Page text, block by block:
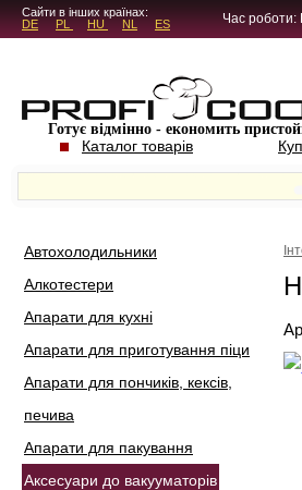
5.4.45Сайти в інших країнах:
DE
PL HU NL ES Час
Готує відмінно - економить
Каталог товарів
Автохолодильники
Алкотестери
Апарати для кухні
Апарати для приготування піци
Апарати для пончиків, кексів,
печива
Апарати для пакування
Аксесуари до вакууматорів